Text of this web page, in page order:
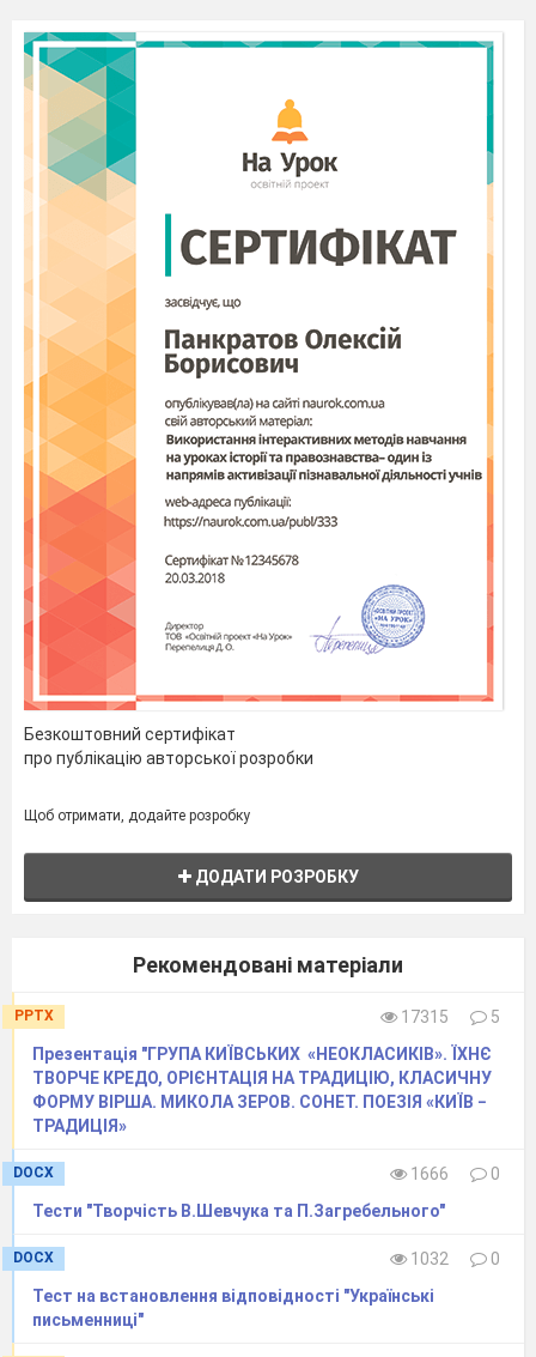
Безкоштовний сертифікат
про публікацію авторської розробки
Щоб отримати, додайте розробку
ДОДАТИ РОЗРОБКУ
Рекомендовані матеріали
PPTX 17315
5
Презентація "ГРУПА КИЇВСЬКИХ «НЕОКЛАСИКІВ». ЇХНЄ
ТВОРЧЕ КРЕДО, ОРІЄНТАЦІЯ НА ТРАДИЦІЮ, КЛАСИЧНУ
ФОРМУ ВІРША. МИКОЛА ЗЕРОВ. СОНЕТ. ПОЕЗІЯ «КИЇВ −
ТРАДИЦІЯ»
DOCX 1666
0
Тести "Творчість В.Шевчука та П.Загребельного"
DOCX 1032
0
Тест на встановлення відповідності "Українські
письменниці"